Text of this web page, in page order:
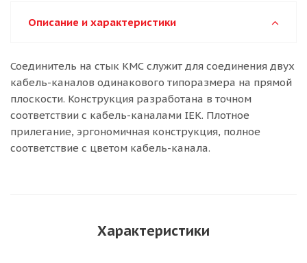
Описание и характеристики
Соединитель на стык КМС служит для соединения двух
кабель-каналов одинакового типоразмера на прямой
плоскости. Конструкция разработана в точном
соответствии с кабель-каналами IEK. Плотное
прилегание, эргономичная конструкция, полное
соответствие с цветом кабель-канала.
Характеристики